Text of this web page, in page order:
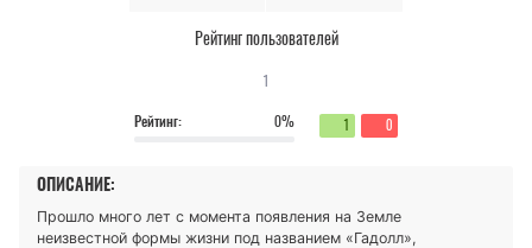
Рейтинг пользователей
1
Рейтинг:
0% 1 0
ОПИСАНИЕ:
Прошло много лет с момента появления на Земле
неизвестной формы жизни под названием «Гадолл»,